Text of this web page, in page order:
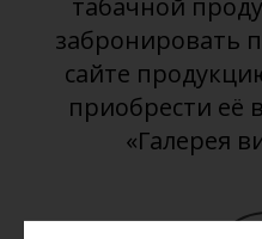
табачной
забронировать
сайте
приобрести её
«Галерея